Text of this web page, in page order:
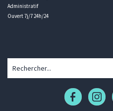
Administratif
Ouvert 7j/7 24h/24